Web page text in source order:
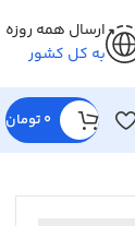
ارسال همه روزه
به کل کشور
0 تومان